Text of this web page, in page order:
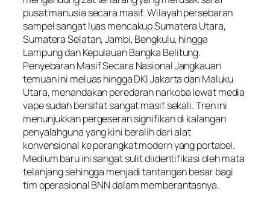
pusat manusia secara masif. Wilayah persebaran
sampel sangat luas mencakup Sumatera Utara,
Sumatera Selatan, Jambi, Bengkulu, hingga
Lampung dan Kepulauan Bangka Belitung.
Penyebaran Masif Secara Nasional Jangkauan
temuan ini meluas hingga DKI Jakarta dan Maluku
Utara, menandakan peredaran narkoba lewat media
vape sudah bersifat sangat masif sekali. Tren ini
menunjukkan pergeseran signifikan di kalangan
penyalahguna yang kini beralih dari alat
konvensional ke perangkat modern yang portabel.
Medium baru ini sangat sulit diidentifikasi oleh mata
telanjang sehingga menjadi tantangan besar bagi
tim operasional BNN dalam memberantasnya.